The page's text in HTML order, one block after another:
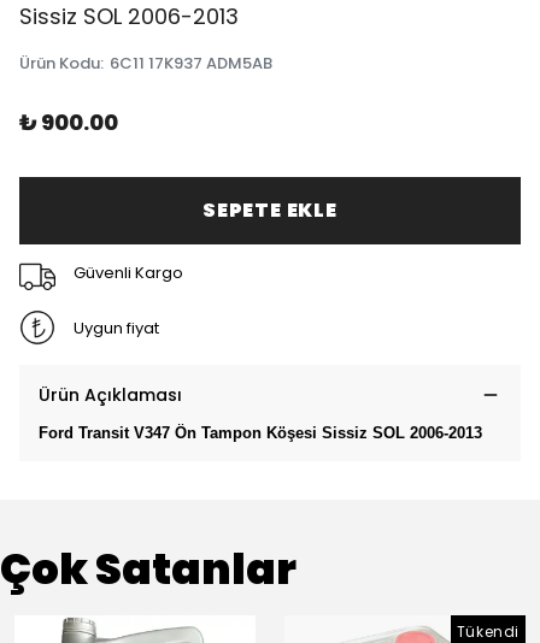
Sissiz SOL 2006-2013
Ürün Kodu: 6C11 17K937 ADM5AB
₺ 900.00
SEPETE EKLE
Güvenli Kargo
Uygun fiyat
Ürün Açıklaması
Ford Transit V347 Ön Tampon Köşesi Sissiz SOL 2006-2013
Çok Satanlar
Tükendi